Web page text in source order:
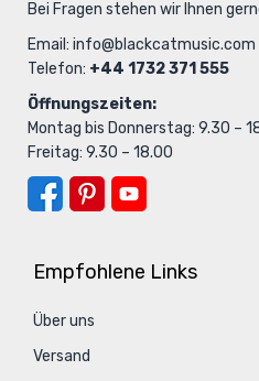
Bei Fragen stehen wir Ihnen
Email: info@blackcatmusic.com
Telefon: +44 1732 371 555
Öffnungszeiten:
Montag bis Donnerstag: 9.30 –
Freitag: 9.30 – 18.00
Empfohlene Links
Über uns
Versand